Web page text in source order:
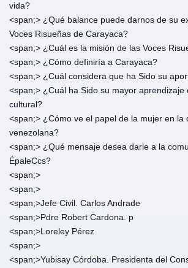
vida?
<span;>‎ ¿Qué balance puede darnos de su
Voces Risueñas de Carayaca?
<span;>‎ ¿Cuál es la misión de las Voces
<span;>‎ ¿Cómo definiría a Carayaca?
<span;>‎ ¿Cuál considera que ha Sido su
<span;>‎ ¿Cuál ha Sido su mayor aprendizaje
cultural?
<span;>‎ ¿Cómo ve el papel de la mujer en la
venezolana?
<span;>‎ ¿Qué mensaje desea darle a la
ÉpaleCcs?
<span;>‎
<span;>‎
<span;>‎Jefe Civil. Carlos Andrade
<span;>‎Pdre Robert Cardona. p
<span;>‎Loreley Pérez
<span;>‎
<span;>‎Yubisay Córdoba. Presidenta del